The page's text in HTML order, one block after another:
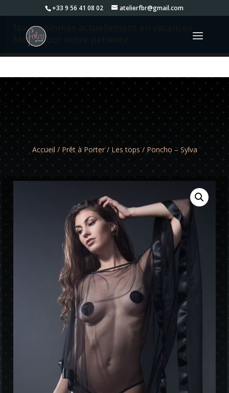
+33 9 56 41 08 02 atelierfbr@gmail.com
Nous sommes actuellement en vacances.
Merci pour votre patience.
Accueil / Prêt à Porter/ Les tops / Poncho – Sylva